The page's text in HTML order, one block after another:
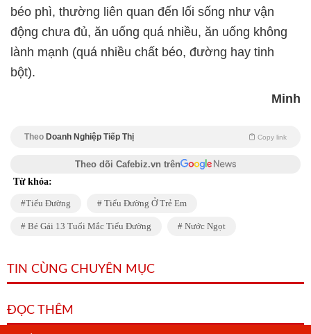
béo phì, thường liên quan đến lối sống như vận
động chưa đủ, ăn uống quá nhiều, ăn uống không
lành mạnh (quá nhiều chất béo, đường hay tinh
bột).
Minh
Theo Doanh Nghiệp Tiếp Thị Copy link
Theo dõi Cafebiz.vn trên
Từ khóa:
Tiểu Đường Tiểu Đường Ở Trẻ Em
Bé Gái 13 Tuổi Mắc Tiểu Đường Nước Ngọt
TIN CÙNG CHUYÊN MỤC
ĐỌC THÊM